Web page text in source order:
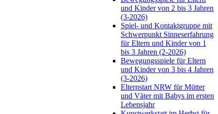
und Kinder von 2 bis 3 Jahren
(3-2026)
Spiel- und Kontaktgruppe mit
Schwerpunkt Sinneserfahrung
für Eltern und Kinder von 1
bis 3 Jahren (2-2026)
Bewegungsspiele für Eltern
und Kinder von 3 bis 4 Jahren
(3-2026)
Elternstart NRW für Mütter
und Väter mit Babys im ersten
Lebensjahr